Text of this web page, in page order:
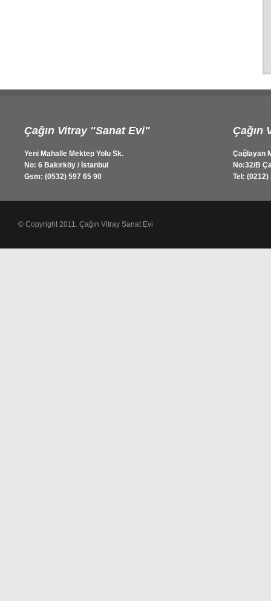
Çağın Vitray "Sanat Evi"
Yeni Mahalle Mektep Yolu Sk.
No: 6 Bakırköy / İstanbul
Gsm: (0532) 597 65 90
Çağın
Çağlayan
No:32/B
Tel: (0212)
© Copyright 2011. Çağın Vitray Sanat Evi